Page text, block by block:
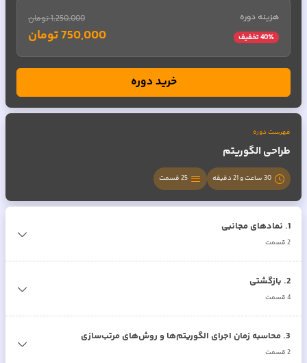
هزینه دوره
40٪ تخفیف
1,250,000 تومان
750,000 تومان
خرید دوره
فهرست دوره
طراحی الگوریتم
30 ساعت و 21 دقیقه 25قسمت
1
. نمادهای مجانبی
2قسمت
2
. بازگشتی
4قسمت
3
. محاسبه زمان اجرای الگوریتم‌ها و روش‌های مرتب‌سازی
2قسمت